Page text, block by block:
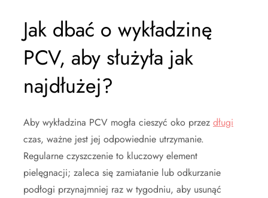
Jak dbać o wykładzinę
PCV, aby służyła jak
najdłużej?
Aby wykładzina PCV mogła cieszyć oko przez długi
czas, ważne jest jej odpowiednie utrzymanie.
Regularne czyszczenie to kluczowy element
pielęgnacji; zaleca się zamiatanie lub odkurzanie
podłogi przynajmniej raz w tygodniu, aby usunąć